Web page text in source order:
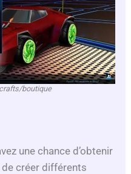
boutique
une chance d’obtenir
créer différents